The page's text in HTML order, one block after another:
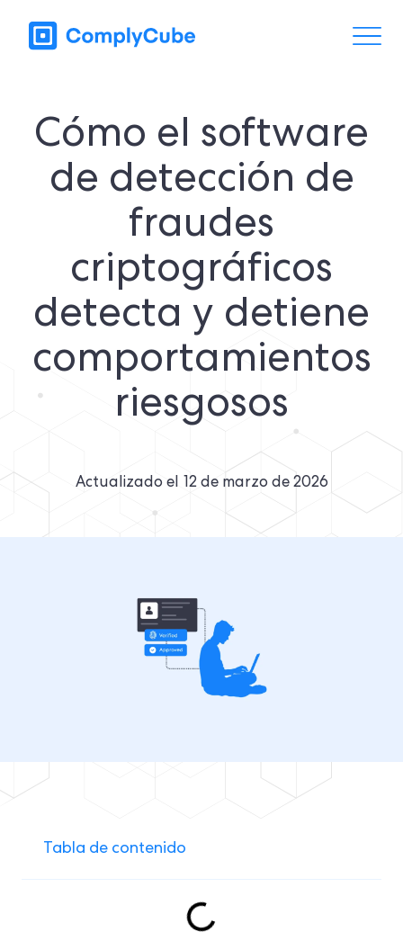
Cómo el software
de detección de
fraudes
criptográficos
detecta y detiene
comportamientos
riesgosos
Actualizado el 12 de marzo de 2026
Tabla de contenido